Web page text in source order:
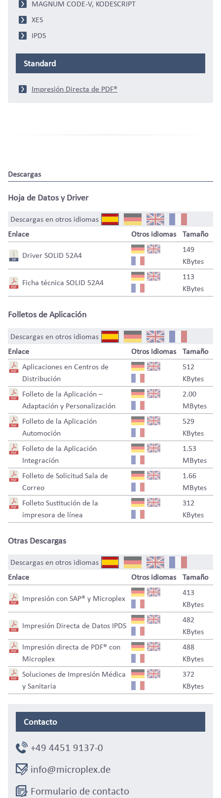
MAGNUM CODE-V, KODESCRIPT
XES
IPDS
Standard
Impresión Directa de PDF®
Descargas
Hoja de Datos y Driver
Descargas en otros idiomas
Enlace
Otros idiomas Tamaño
Driver SOLID 52A4
149
KBytes
Ficha técnica SOLID 52A4
113
KBytes
Folletos de Aplicación
Descargas en otros idiomas
Enlace
Otros idiomas
Tamaño
Aplicaciones en Centros de
Distribución
512
KBytes
Folleto de la Aplicación –
Adaptación y Personalización
2.00
MBytes
Folleto de la Aplicación
Automoción
529
KBytes
Folleto de la Aplicación
Integración
1.53
MBytes
Folleto de Solicitud Sala de
Correo
1.66
MBytes
Folleto Sustitución de la
impresora de línea
312
KBytes
Otras Descargas
Descargas en otros idiomas
Enlace
Otros idiomas Tamaño
Impresión con SAP® y Microplex
413
KBytes
Impresión Directa de Datos IPDS
482
KBytes
Impresión directa de PDF® con
Microplex
488
KBytes
Soluciones de Impresión Médica
y Sanitaria
372
KBytes
Contacto
+49 4451 9137-0
info@microplex.de
Formulario de contacto